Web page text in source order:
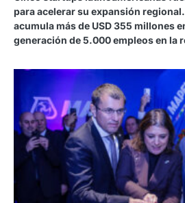
para acelerar su expansión
acumula más de USD 355 millones
generación de 5.000 empleos en la